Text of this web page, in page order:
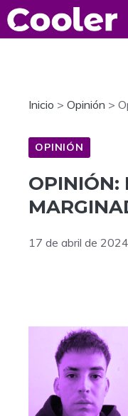
Saltar
al
Inicio > Opinión >
OPINIÓN
OPINIÓN:
17 de abril de 2024